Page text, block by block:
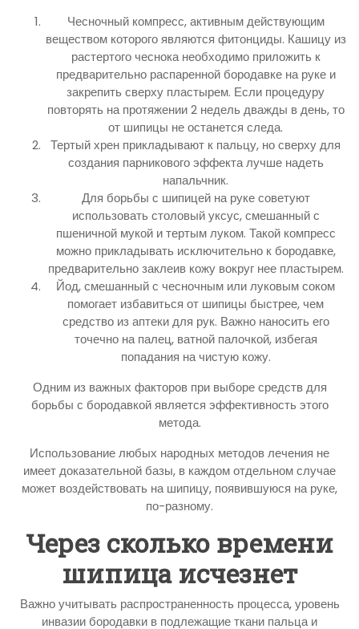
Чесночный компресс, активным действующим
веществом которого являются фитонциды. Кашицу из
растертого чеснока необходимо приложить к
предварительно распаренной бородавке на руке и
закрепить сверху пластырем. Если процедуру
повторять на протяжении 2 недель дважды в день, то
от шипицы не останется следа.
Тертый хрен прикладывают к пальцу, но сверху для
создания парникового эффекта лучше надеть
напальчник.
Для борьбы с шипицей на руке советуют
использовать столовый уксус, смешанный с
пшеничной мукой и тертым луком. Такой компресс
можно прикладывать исключительно к бородавке,
предварительно заклеив кожу вокруг нее пластырем.
Йод, смешанный с чесночным или луковым соком
помогает избавиться от шипицы быстрее, чем
средство из аптеки для рук. Важно наносить его
точечно на палец, ватной палочкой, избегая
попадания на чистую кожу.
Одним из важных факторов при выборе средств для
борьбы с бородавкой является эффективность этого
метода.
Использование любых народных методов лечения не
имеет доказательной базы, в каждом отдельном случае
может воздействовать на шипицу, появившуюся на руке,
по-разному.
Через сколько времени
шипица исчезнет
Важно учитывать распространенность процесса, уровень
инвазии бородавки в подлежащие ткани пальца и